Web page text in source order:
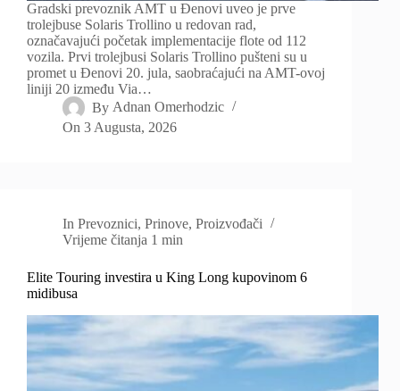
Gradski prevoznik AMT u Đenovi uveo je prve
trolejbuse Solaris Trollino u redovan rad,
označavajući početak implementacije flote od 112
vozila. Prvi trolejbusi Solaris Trollino pušteni su u
promet u Đenovi 20. jula, saobraćajući na AMT-ovoj
liniji 20 između Via…
By Adnan Omerhodzic
On 3 Augusta, 2026
In Prevoznici,Prinove,Proizvođači
Vrijeme čitanja 1 min
Elite Touring investira u King Long kupovinom 6
midibusa